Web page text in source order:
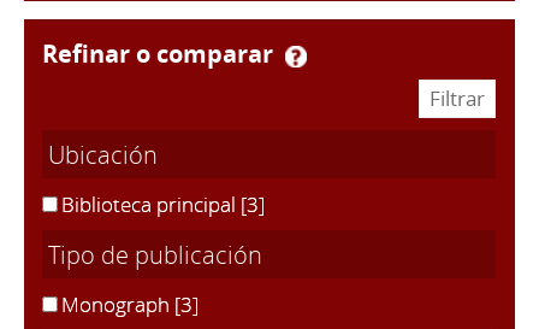
refinar o comparar
Ubicación
Biblioteca principal [3]
Tipo de publicación
Monograph [3]